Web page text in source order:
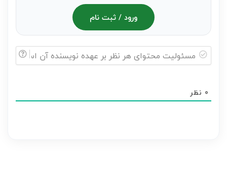
ورود / ثبت نام
هر
0 نظر